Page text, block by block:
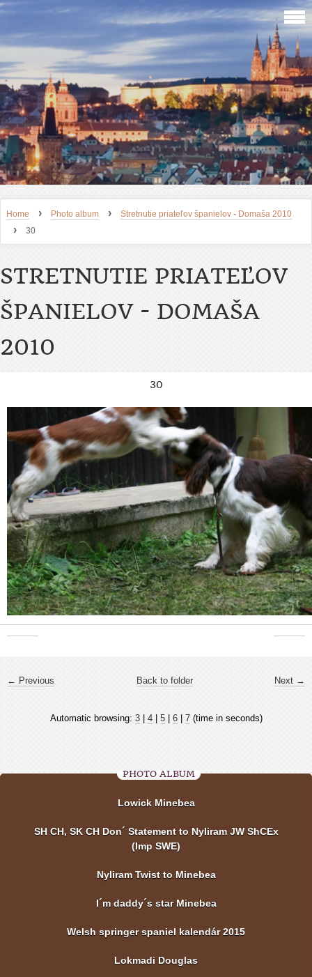
Home › Photo album › Stretnutie priateľov španielov - Domaša 2010
› 30
STRETNUTIE PRIATEĽOV
ŠPANIELOV - DOMAŠA
2010
30
← Previous Next →
Back to folder
Automatic browsing: 3| 4| 5| 6| 7(time in seconds)
PHOTO ALBUM
Lowick Minebea
SH CH, SK CH Don´ Statement to Nyliram JW ShCEx
(Imp SWE)
Nyliram Twist to Minebea
I´m daddy´s star Minebea
Welsh springer spaniel kalendár 2015
Lokmadi Douglas